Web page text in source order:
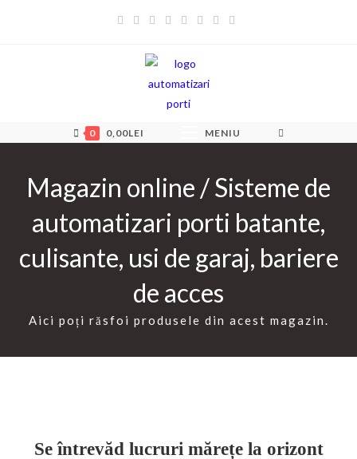
0 0,00LEI MENIU
Magazin online / Sisteme de
automatizari porti batante,
culisante, usi de garaj, bariere
de acces
Aici poți răsfoi produsele din acest magazin.
Se întrevăd lucruri mărețe la orizont